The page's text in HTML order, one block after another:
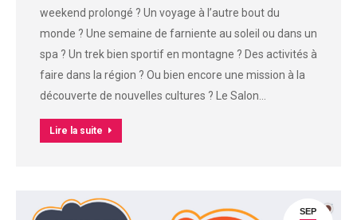
weekend prolongé ? Un voyage à l’autre bout du
monde ? Une semaine de farniente au soleil ou dans un
spa ? Un trek bien sportif en montagne ? Des activités à
faire dans la région ? Ou bien encore une mission à la
découverte de nouvelles cultures ? Le Salon…
Lire la suite
SEP